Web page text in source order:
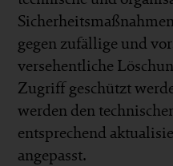
gegen zufällige und
versehentliche
Zugriff geschützt
werden den
entsprechend
angepasst.